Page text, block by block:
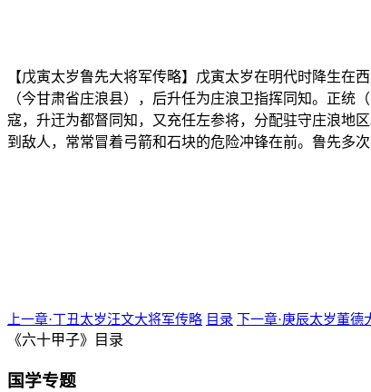
【戊寅太岁鲁先大将军传略】戊寅太岁在明代时降生
（今甘肃省庄浪县），后升任为庄浪卫指挥同知。正统
寇，升迀为都督同知，又充任左参将，分配驻守庄浪地
到敌人，常常冒着弓箭和石块的危险冲锋在前。鲁先多
上一章·丁丑太岁汪文大将军传略 目录 下一章·庚辰太岁董德
《六十甲子》目录
国学专题